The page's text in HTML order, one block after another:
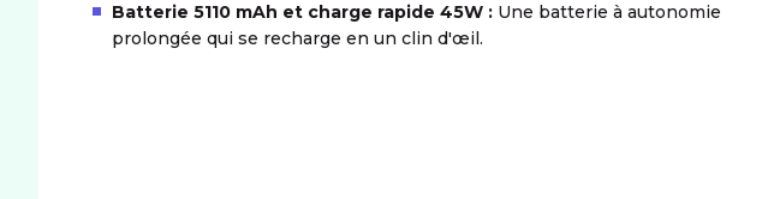
Batterie 5110 mAh et charge rapide 45W : Une batterie à autonomie
prolongée qui se recharge en un clin d'œil.